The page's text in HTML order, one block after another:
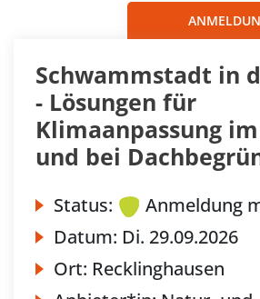
Schwammstadt in
- Lösungen für
Klimaanpassung
und bei
Status:
Anmeldung
Datum: Di. 29.09.2026
Ort: Recklinghausen